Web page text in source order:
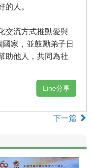
的人。
流方式推動愛與
家，並鼓勵弟子日
助他人，共同為社
Line分享
下一篇